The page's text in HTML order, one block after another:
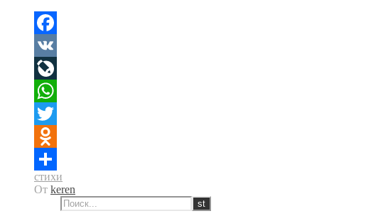
Facebook
VK
LiveJournal
WhatsApp
Twitter
Odnoklassniki
Отправить
стихи
От keren